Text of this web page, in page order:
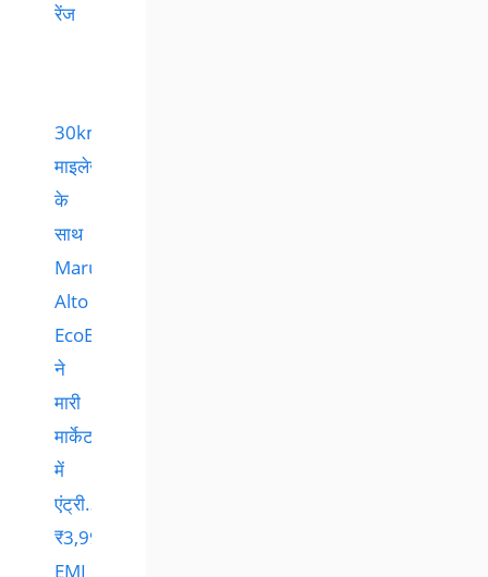
रेंज
30kmpl
माइलेज
के
साथ
Maruti
Alto
EcoBoost
ने
मारी
मार्केट
में
एंट्री…
₹3,999
EMI